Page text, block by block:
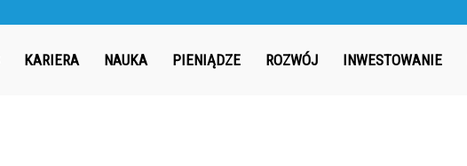
KARIERA NAUKA PIENIĄDZE ROZWÓJ INWESTOWANIE